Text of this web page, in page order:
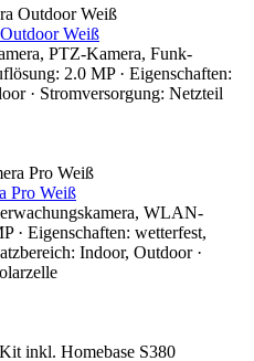
Weiß
PTZ-Kamera, Funk-
2.0 MP · Eigenschaften:
· Stromversorgung: Netzteil
Pro Weiß
WLAN-
· Eigenschaften: wetterfest,
Indoor, Outdoor ·